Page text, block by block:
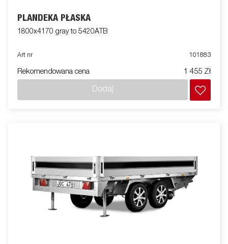
PLANDEKA PŁASKA
1800x4170 gray to 5420ATB
Art nr 101883
Rekomendowana cena 1 455 Zł
Dodaj